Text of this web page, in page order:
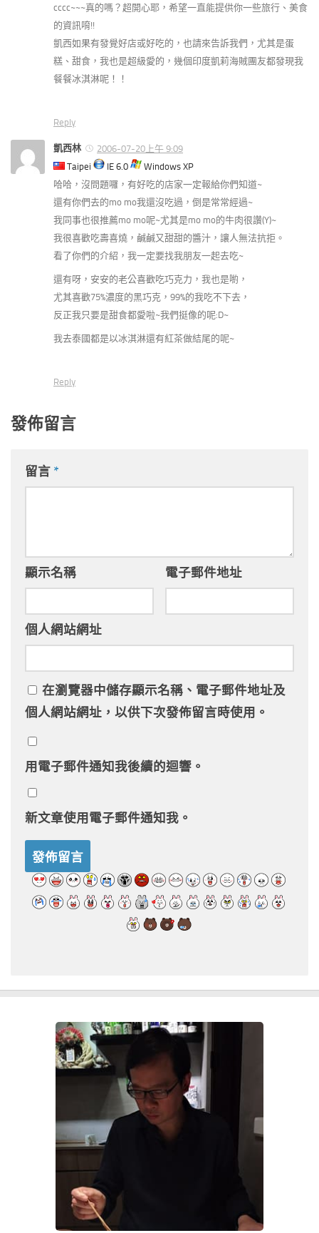
cccc~~~真的嗎？超開心耶，希望一直能提供你一些旅行、美食
的資訊唷!!
凱西如果有發覺好店或好吃的，也請來告訴我們，尤其是蛋
糕、甜食，我也是超級愛的，幾個印度凱莉海賊團友都發現我
餐餐冰淇淋呢！！
Reply
凱西林
2006-07-20上午 9:09
Taipei
IE 6.0
Windows XP
哈哈，沒問題囉，有好吃的店家一定報給你們知道~
還有你們去的mo mo我還沒吃過，倒是常常經過~
我同事也很推薦mo mo呢~尤其是mo mo的牛肉很讚(Y)~
我很喜歡吃壽喜燒，鹹鹹又甜甜的醬汁，讓人無法抗拒。
看了你們的介紹，我一定要找我朋友一起去吃~
還有呀，安安的老公喜歡吃巧克力，我也是喲，
尤其喜歡75%濃度的黑巧克，99%的我吃不下去，
反正我只要是甜食都愛啦~我們挺像的呢:D~
我去泰國都是以冰淇淋還有紅茶做結尾的呢~
Reply
發佈留言
留言 *
顯示名稱 電子郵件地址
個人網站網址
在瀏覽器中儲存顯示名稱、電子郵件地址及
個人網站網址，以供下次發佈留言時使用。
用電子郵件通知我後續的迴響。
新文章使用電子郵件通知我。